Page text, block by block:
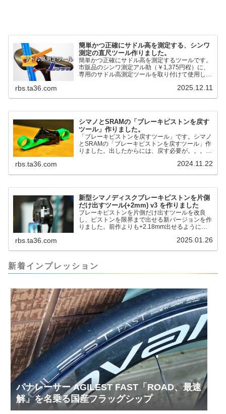
簡単かつ正確にサドル高を測定する、シンワ
測定の直尺ツール作りました。
簡単かつ正確にサドル高を測定するツールです。
市販品のシンワ測定アル助（￥1,375円程）に、
専用のサドル高測定ツールを取り付けて使用しま
るようになりました。シンワ測定(Shinwa
Sokutei)￥1,375Amazon.c...
rbs.ta36.com 2025.12.11
シマノとSRAMの「ブレーキピストンを戻す
ツール」作りました。
「ブレーキピストンを戻すツール」です。シマノ
とSRAMの「ブレーキピストンを戻すツール」作
りました。出したからには、戻す必要が。。。で
だと。。。▶「ブレーキピストンを戻すツール」
るのかというと、出ているピス...
rbs.ta36.com 2024.11.22
新型シマノディスクブレーキピストンを片側
だけ出すツール(+2mm) v3 を作りました
ブレーキピストンを片側だけ出すツールを改良
し、ピストンを限界まで出せる新バージョンを作
りました。前作よりも+2.18mm出せるようにな
って、オイル漏れするまで試しました。最も安全
ましたが、ギリギリまで攻めてますのでピストン
内部の汚れをさらに掃除できると思います。前作
rbs.ta36.com 2025.01.26
新着インプレッション
パナレーサー AGILEST FAST「ROAD、最速
解」を名乗る国産フラッグシップ